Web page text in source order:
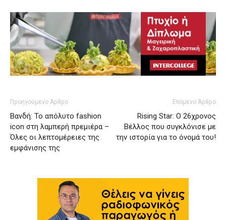
Προηγούμενο Άρθρο
Βανδή: Το απόλυτο fashion
icon στη λαμπερή πρεμιέρα –
Όλες οι λεπτομέρειες της
εμφάνισης της
Επόμενο Άρθρο
Rising Star: Ο 26χρονος
Βέλλος που συγκλόνισε με
την ιστορία για το όνομά του!